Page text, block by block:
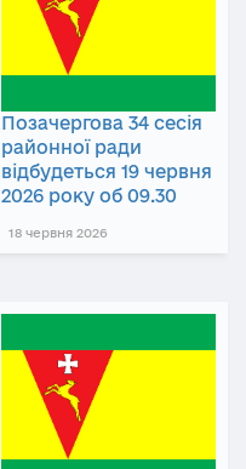
Позачергова 34 сесія
районної ради
відбудеться 19 червня
2026 року об 09.30
18 червня 2026